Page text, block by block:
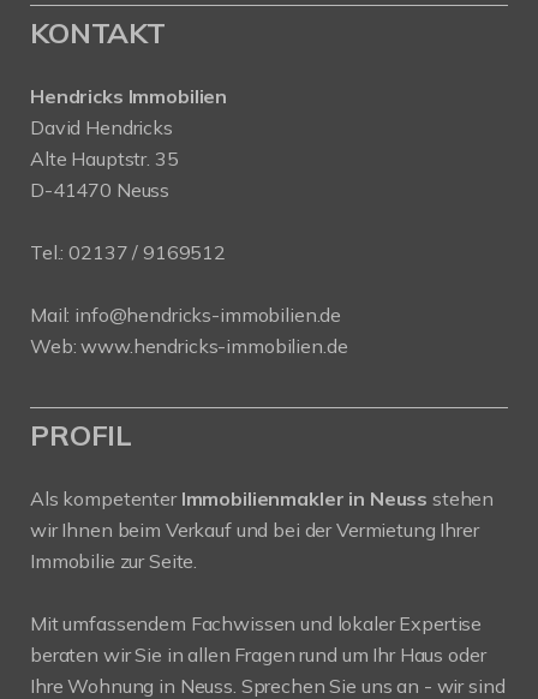
KONTAKT
Hendricks Immobilien
David Hendricks
Alte Hauptstr. 35
D-41470 Neuss
Tel.: 02137 / 9169512
Mail: info@hendricks-immobilien.de
Web:www.hendricks-immobilien.de
PROFIL
Als kompetenter Immobilienmakler in Neuss stehen
wir Ihnen beim Verkauf und bei der Vermietung Ihrer
Immobilie zur Seite.
Mit umfassendem Fachwissen und lokaler Expertise
beraten wir Sie in allen Fragen rund um Ihr Haus oder
Ihre Wohnung in Neuss. Sprechen Sie uns an - wir sind